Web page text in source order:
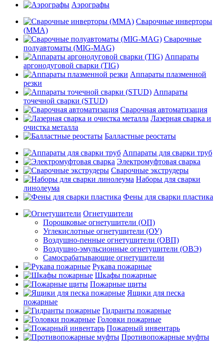
Аэрографы
Сварочные инверторы
(MMA)
Сварочные
полуавтоматы (MIG-MAG)
Аппараты
аргонодуговой сварки (TIG)
Аппараты плазменной
резки
Аппараты
точечной сварки (STUD)
Сварочная автоматизация
Лазерная сварка и
очистка металла
Балластные реостаты
Аппараты для сварки труб
Электромуфтовая сварка
Сварочные экструдеры
Наборы для сварки
линолеума
Фены для сварки пластика
Огнетушители
Порошковые огнетушители (ОП)
Углекислотные огнетушители (ОУ)
Воздушно-пенные огнетушители (ОВП)
Воздушно-эмульсионные огнетушители (ОВЭ)
Самосрабатывающие огнетушители
Рукава пожарные
Шкафы пожарные
Пожарные щиты
Ящики для песка
пожарные
Гидранты пожарные
Головки пожарные
Пожарный инвентарь
Противопожарные муфты